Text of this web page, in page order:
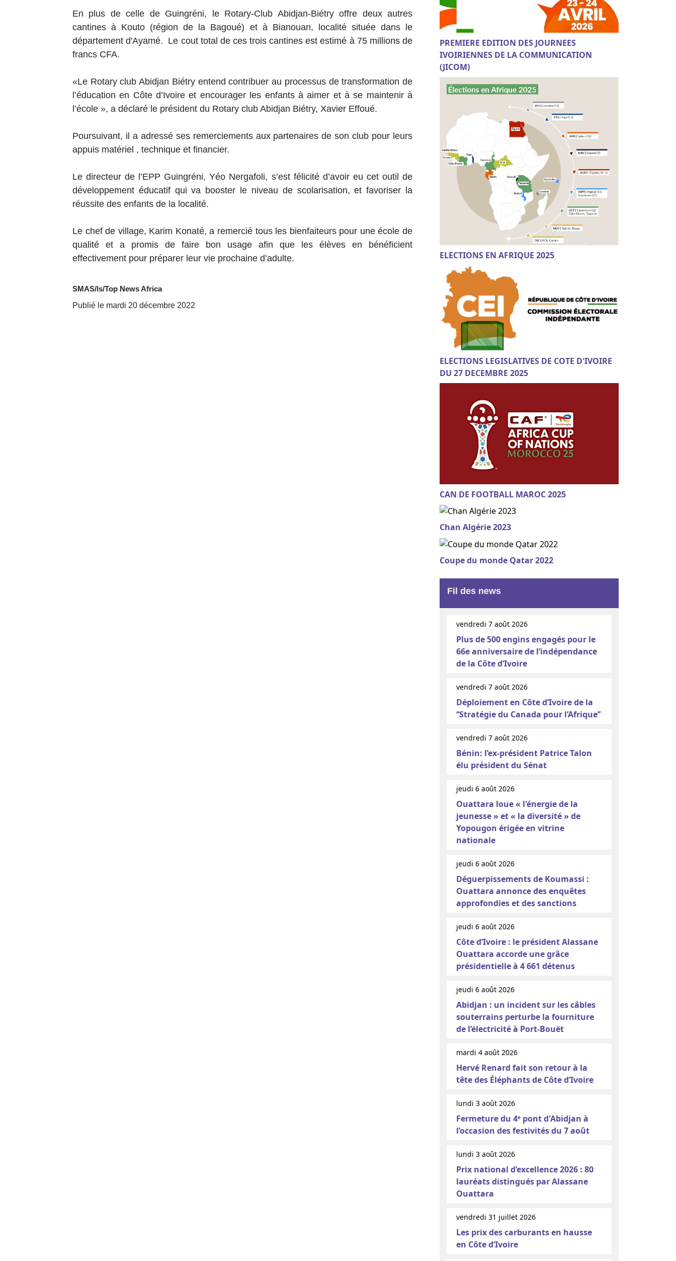
En plus de celle de Guingréni, le Rotary-Club Abidjan-Biétry offre deux autres
cantines à Kouto (région de la Bagoué) et à Bianouan, localité située dans le
département d'Ayamé. Le cout total de ces trois cantines est estimé à 75 millions de
francs CFA.
«Le Rotary club Abidjan Biétry entend contribuer au processus de transformation de
l’éducation en Côte d’Ivoire et encourager les enfants à aimer et à se maintenir à
l’école », a déclaré le président du Rotary club Abidjan Biétry, Xavier Effoué.
Poursuivant, il a adressé ses remerciements aux partenaires de son club pour leurs
appuis matériel , technique et financier.
Le directeur de l’EPP Guingréni, Yéo Nergafoli, s’est félicité d’avoir eu cet outil de
développement éducatif qui va booster le niveau de scolarisation, et favoriser la
réussite des enfants de la localité.
Le chef de village, Karim Konaté, a remercié tous les bienfaiteurs pour une école de
qualité et a promis de faire bon usage afin que les élèves en bénéficient
effectivement pour préparer leur vie prochaine d’adulte.
SMAS/ls/Top News Africa
Publié le mardi 20 décembre 2022
PREMIERE EDITION DES JOURNEES
IVOIRIENNES DE LA COMMUNICATION
(JICOM)
ELECTIONS EN AFRIQUE 2025
ELECTIONS LEGISLATIVES DE COTE D'IVOIRE
DU 27 DECEMBRE 2025
CAN DE FOOTBALL MAROC 2025
Chan Algérie 2023
Coupe du monde Qatar 2022
Fil des news
vendredi 7 août 2026
Plus de 500 engins engagés pour le
66e anniversaire de l’indépendance
de la Côte d’Ivoire
vendredi 7 août 2026
Déploiement en Côte d’Ivoire de la
‘‘Stratégie du Canada pour l’Afrique’’
vendredi 7 août 2026
Bénin: l’ex-président Patrice Talon
élu président du Sénat
jeudi 6 août 2026
Ouattara loue « l'énergie de la
jeunesse » et « la diversité » de
Yopougon érigée en vitrine
nationale
jeudi 6 août 2026
Déguerpissements de Koumassi :
Ouattara annonce des enquêtes
approfondies et des sanctions
jeudi 6 août 2026
Côte d’Ivoire : le président Alassane
Ouattara accorde une grâce
présidentielle à 4 661 détenus
jeudi 6 août 2026
Abidjan : un incident sur les câbles
souterrains perturbe la fourniture
de l’électricité à Port-Bouët
mardi 4 août 2026
Hervé Renard fait son retour à la
tête des Éléphants de Côte d’Ivoire
lundi 3 août 2026
Fermeture du 4ᵉ pont d'Abidjan à
l’occasion des festivités du 7 août
lundi 3 août 2026
Prix national d’excellence 2026 : 80
lauréats distingués par Alassane
Ouattara
vendredi 31 juillet 2026
Les prix des carburants en hausse
en Côte d’Ivoire